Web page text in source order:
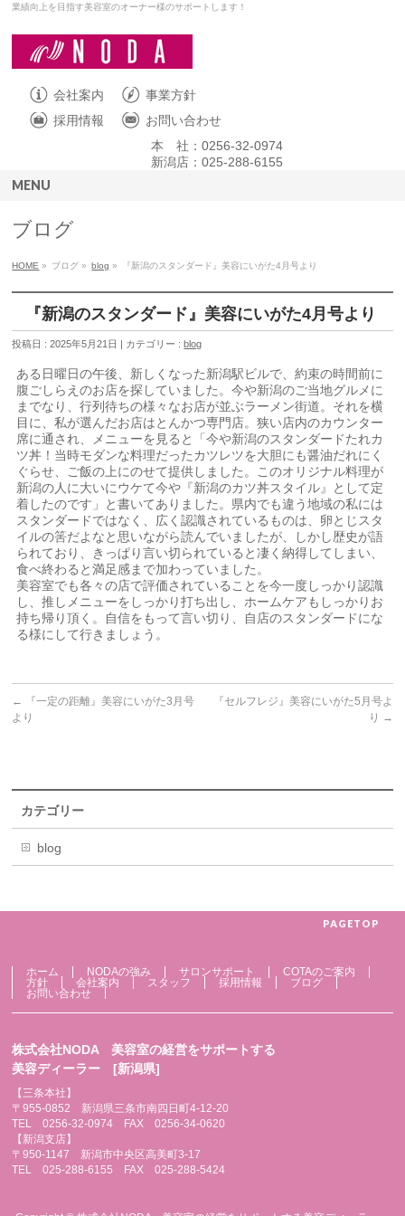
業績向上を目指す美容室のオーナー様のサポートします！
会社案内
事業方針
採用情報
お問い合わせ
本 社：0256-32-0974
新潟店：025-288-6155
MENU
ブログ
HOME » ブログ » blog » 『新潟のスタンダード』美容にいがた4月号より
『新潟のスタンダード』美容にいがた4月号より
投稿日 : 2025年5月21日 | カテゴリー :blog
ある日曜日の午後、新しくなった新潟駅ビルで、約束の時間前に
腹ごしらえのお店を探していました。今や新潟のご当地グルメに
までなり、行列待ちの様々なお店が並ぶラーメン街道。それを横
目に、私が選んだお店はとんかつ専門店。狭い店内のカウンター
席に通され、メニューを見ると「今や新潟のスタンダードたれカ
ツ丼！当時モダンな料理だったカツレツを大胆にも醤油だれにく
ぐらせ、ご飯の上にのせて提供しました。このオリジナル料理が
新潟の人に大いにウケて今や『新潟のカツ丼スタイル』として定
着したのです」と書いてありました。県内でも違う地域の私には
スタンダードではなく、広く認識されているものは、卵とじスタ
イルの筈だよなと思いながら読んでいましたが、しかし歴史が語
られており、きっぱり言い切られていると凄く納得してしまい、
食べ終わると満足感まで加わっていました。
美容室でも各々の店で評価されていることを今一度しっかり認識
し、推しメニューをしっかり打ち出し、ホームケアもしっかりお
持ち帰り頂く。自信をもって言い切り、自店のスタンダードにな
る様にして行きましょう。
←
『一定の距離』美容にいがた3月号
より
『セルフレジ』美容にいがた5月号よ
り →
カテゴリー
blog
PAGETOP
ホーム NODAの強み サロンサポート
COTAのご案内
方針
会社案内 スタッフ 採用情報
ブログ
お問い合わせ
株式会社NODA 美容室の経営をサポートする
美容ディーラー [新潟県]
【三条本社】
〒955-0852 新潟県三条市南四日町4-12-20
TEL 0256-32-0974 FAX 0256-34-0620
【新潟支店】
〒950-1147 新潟市中央区高美町3-17
TEL 025-288-6155 FAX 025-288-5424